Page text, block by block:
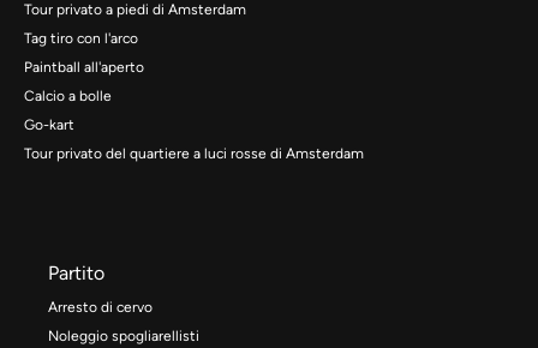
Tour privato a piedi di Amsterdam
Tag tiro con l'arco
Paintball all'aperto
Calcio a bolle
Go-kart
Tour privato del quartiere a luci rosse di Amsterdam
Partito
Arresto di cervo
Noleggio spogliarellisti